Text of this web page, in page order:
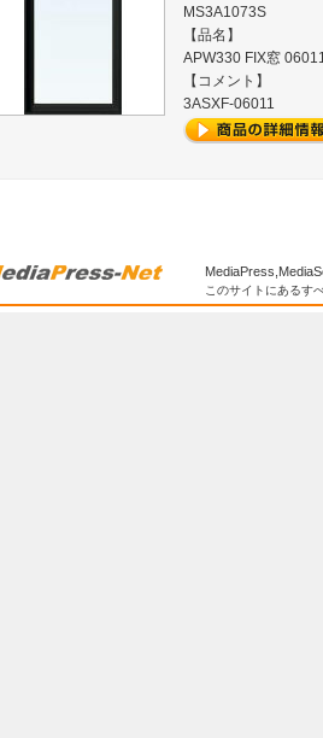
MS3A1073S
【品名】
APW330 FIX窓
【コメント】
3ASXF-06011
このサイトにあるす